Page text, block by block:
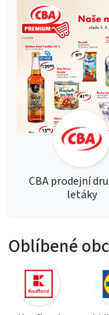
CBA prodejní
letáky
Oblíbené